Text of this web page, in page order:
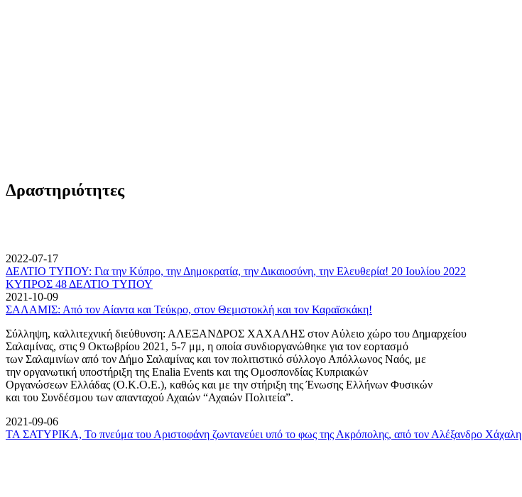
Δραστηριότητες
2022-07-17
ΔΕΛΤΙΟ ΤΥΠΟΥ: Για την Κύπρο, την Δημοκρατία, την Δικαιοσύνη, την Ελευθερία! 20 Ιουλίου 2022
ΚΥΠΡΟΣ 48 ΔΕΛΤΙΟ ΤΥΠΟΥ
2021-10-09
ΣΑΛΑΜΙΣ: Από τον Αίαντα και Τεύκρο, στον Θεμιστοκλή και τον Καραϊσκάκη!
Σύλληψη, καλλιτεχνική διεύθυνση: ΑΛΕΞΑΝΔΡΟΣ ΧΑΧΑΛΗΣ στον Αύλειο χώρο του Δημαρχείου
Σαλαμίνας, στις 9 Οκτωβρίου 2021, 5-7 μμ, η οποία συνδιοργανώθηκε για τον εορτασμό
των Σαλαμινίων από τον Δήμο Σαλαμίνας και τον πολιτιστικό σύλλογο Απόλλωνος Ναός, με
την οργανωτική υποστήριξη της Enalia Events και της Ομοσπονδίας Κυπριακών
Οργανώσεων Ελλάδας (Ο.Κ.Ο.Ε.), καθώς και με την στήριξη της Ένωσης Ελλήνων Φυσικών
και του Συνδέσμου των απανταχού Αχαιών “Αχαιών Πολιτεία”.
2021-09-06
ΤΑ ΣΑΤΥΡΙΚΑ, Το πνεύμα του Αριστοφάνη ζωντανεύει υπό το φως της Ακρόπολης, από τον Αλέξανδρο Χάχαλη